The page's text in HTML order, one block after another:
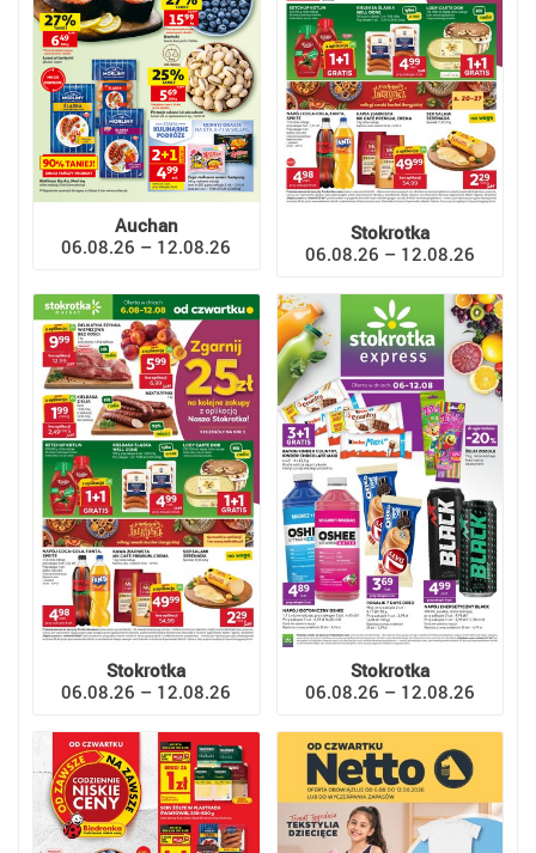
Auchan
06.08.26 – 12.08.26
Stokrotka
06.08.26 – 12.08.26
Stokrotka
06.08.26 – 12.08.26
Stokrotka
06.08.26 – 12.08.26